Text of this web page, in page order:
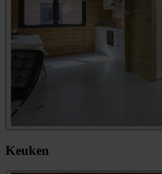
Keuken